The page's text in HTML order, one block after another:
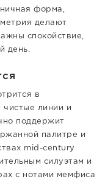
форма,
делают
спокойствие,
день.
в
чистые линии и
поддержит
палитре и
mid-century
силуэтам и
с нотами мемфиса